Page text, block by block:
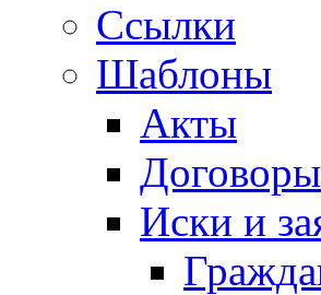
Ссылки
Шаблоны
Акты
Договоры
Иски и